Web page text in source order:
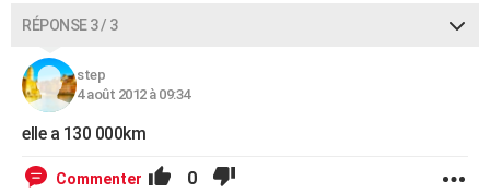
RÉPONSE 3 / 3
step
4 août 2012 à 09:34
elle a 130 000km
Commenter 0